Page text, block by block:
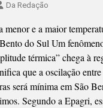
Da Redação
menor e a maior
do Sul Um
térmica” chega à
que a oscilação
será mínima em São
Segundo a Epagri,